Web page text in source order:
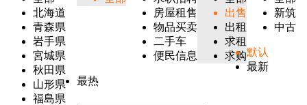
北海道
青森県
岩手県
宮城県
秋田県
山形県
福島県
房屋租售
物品买卖
二手车
便民信息
出售
出租
求租
求购
新筑
中古
默认
最新
最热